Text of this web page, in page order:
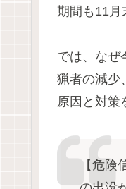
期間も11月
では、なぜ
猟者の減少
原因と対策
【危険